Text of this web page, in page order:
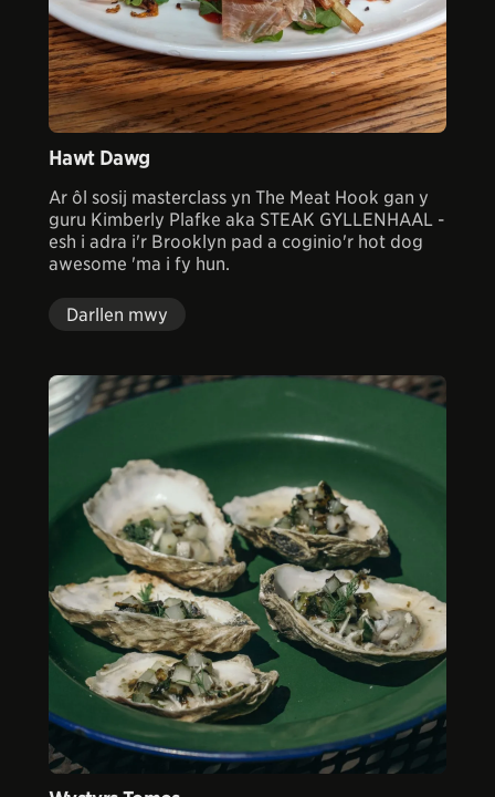
Hawt Dawg
Ar ôl sosij masterclass yn The Meat Hook gan y
guru Kimberly Plafke aka STEAK GYLLENHAAL -
esh i adra i'r Brooklyn pad a coginio'r hot dog
awesome 'ma i fy hun.
Darllen mwy